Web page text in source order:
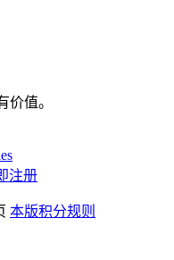
价值。
注册
本版积分规则